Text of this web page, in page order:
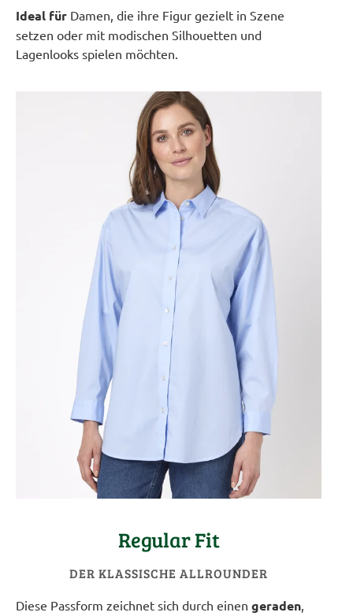
Ideal für Damen, die ihre Figur gezielt in Szene
setzen oder mit modischen Silhouetten und
Lagenlooks spielen möchten.
Regular Fit
DER KLASSISCHE ALLROUNDER
Diese Passform zeichnet sich durch einen geraden,